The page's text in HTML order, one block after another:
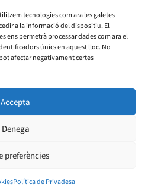
tecnologies com ara les galetes
a la informació del dispositiu. El
ens permetrà processar dades com ara el
únics en aquest lloc. No
afectar negativament certes
Accepta
Denega
preferències
Política de Privadesa